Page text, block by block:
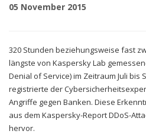
05 November 2015
320 Stunden beziehungsweise fast
längste von Kaspersky Lab
Denial of Service) im Zeitraum Juli bis
registrierte der
Angriffe gegen Banken. Diese
aus dem Kaspersky-Report DDoS-
hervor.